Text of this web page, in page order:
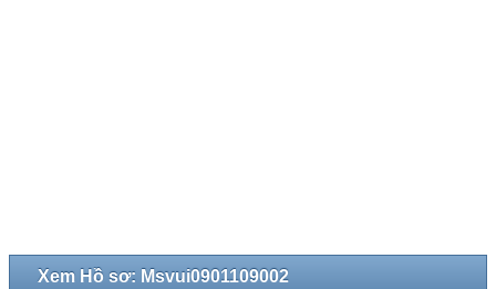
Xem Hồ sơ: Msvui0901109002